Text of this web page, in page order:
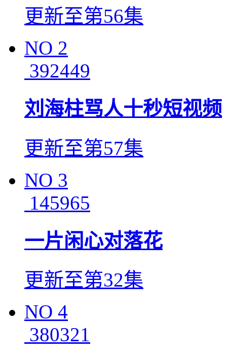
更新至第56集
NO 2
392449
刘海柱骂人十秒短视频
更新至第57集
NO 3
145965
一片闲心对落花
更新至第32集
NO 4
380321